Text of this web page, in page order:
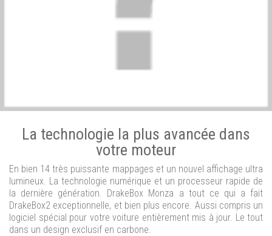
La technologie la plus avancée dans
votre moteur
En bien 14 très puissante mappages et un nouvel affichage ultra
lumineux. La technologie numérique et un processeur rapide de
la dernière génération. DrakeBox Monza a tout ce qui a fait
DrakeBox2 exceptionnelle, et bien plus encore. Aussi compris un
logiciel spécial pour votre voiture entièrement mis à jour. Le tout
dans un design exclusif en carbone.